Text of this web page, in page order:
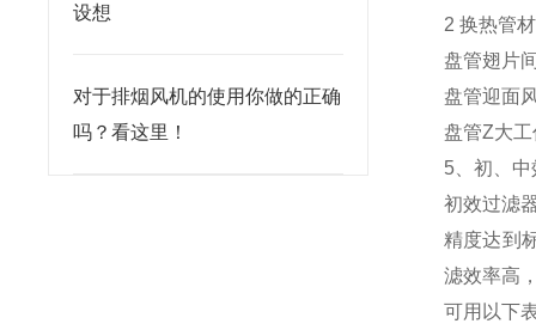
设想
对于排烟风机的使用你做的正确
吗？看这里！
2 换热管
盘管翅片
盘管迎面
盘管Z大
5、初、
初效过滤
精度达到
滤效率高
可用以下